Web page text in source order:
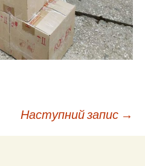
Наступний запис →